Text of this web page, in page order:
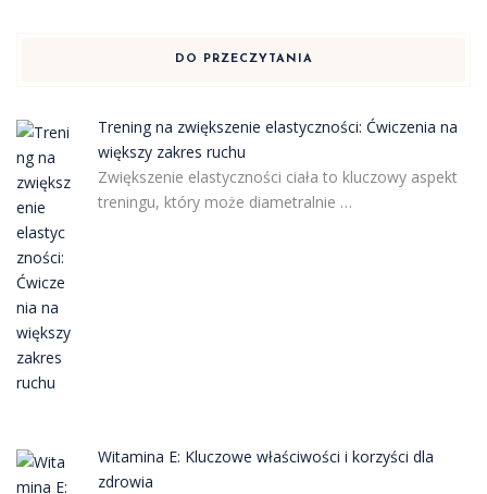
DO PRZECZYTANIA
Trening na zwiększenie elastyczności: Ćwiczenia na
większy zakres ruchu
Zwiększenie elastyczności ciała to kluczowy aspekt
treningu, który może diametralnie …
Witamina E: Kluczowe właściwości i korzyści dla
zdrowia